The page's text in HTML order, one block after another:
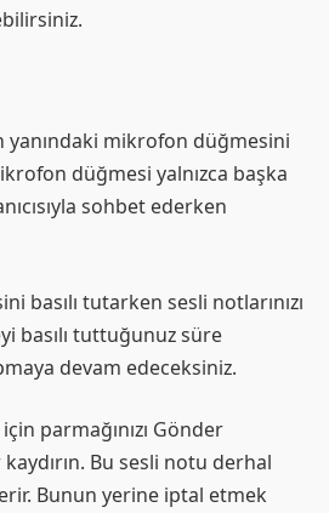
yanındaki mikrofon düğmesini
düğmesi yalnızca başka
sohbet ederken
basılı tutarken sesli notlarınızı
basılı tuttuğunuz süre
devam edeceksiniz.
parmağınızı Gönder
Bu sesli notu derhal
Bunun yerine iptal etmek